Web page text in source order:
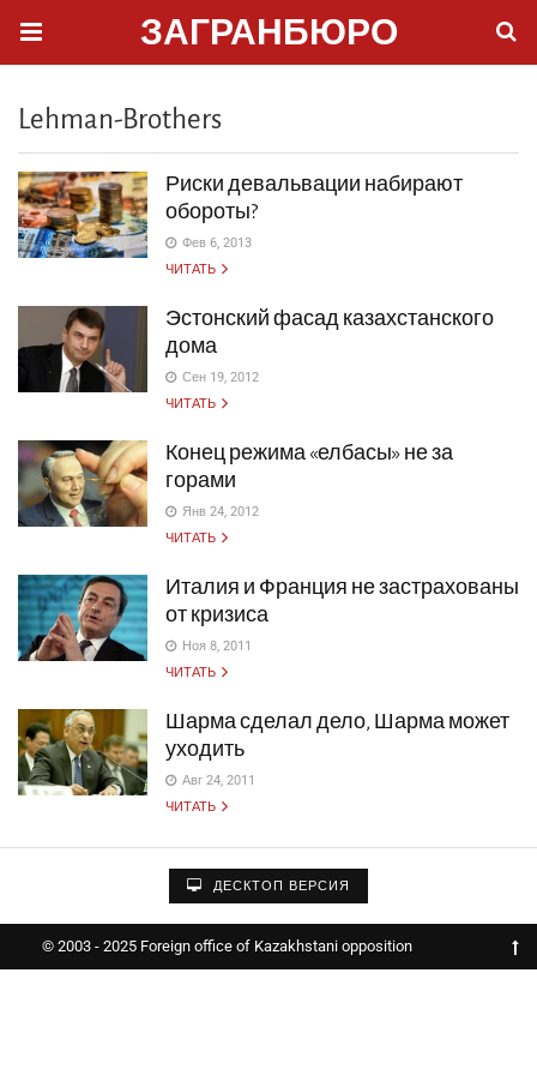
ЗАГРАНБЮРО
Lehman-Brothers
Риски девальвации набирают
обороты?
Фев 6, 2013
ЧИТАТЬ
Эстонский фасад казахстанского
дома
Сен 19, 2012
ЧИТАТЬ
Конец режима «елбасы» не за
горами
Янв 24, 2012
ЧИТАТЬ
Италия и Франция не застрахованы
от кризиса
Ноя 8, 2011
ЧИТАТЬ
Шарма сделал дело, Шарма может
уходить
Авг 24, 2011
ЧИТАТЬ
ДЕСКТОП ВЕРСИЯ
© 2003 - 2025 Foreign office of Kazakhstani opposition